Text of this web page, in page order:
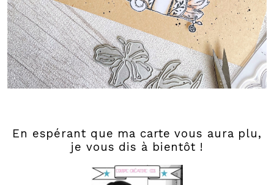
En espérant que ma carte vous aura plu,
je vous dis à bientôt !